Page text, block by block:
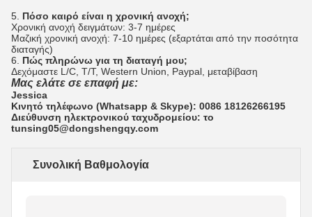
5. Πόσο καιρό είναι η χρονική ανοχή;
Χρονική ανοχή δειγμάτων: 3-7 ημέρες
Μαζική χρονική ανοχή: 7-10 ημέρες (εξαρτάται από την ποσότητα
διαταγής)
6. Πώς πληρώνω για τη διαταγή μου;
Δεχόμαστε L/C, T/T, Western Union, Paypal, μεταβίβαση
Μας ελάτε σε επαφή με:
Jessica
Κινητό τηλέφωνο (Whatsapp & Skype): 0086 18126266195
Διεύθυνση ηλεκτρονικού ταχυδρομείου: το
tunsing05@dongshengqy.com
Συνολική Βαθμολογία